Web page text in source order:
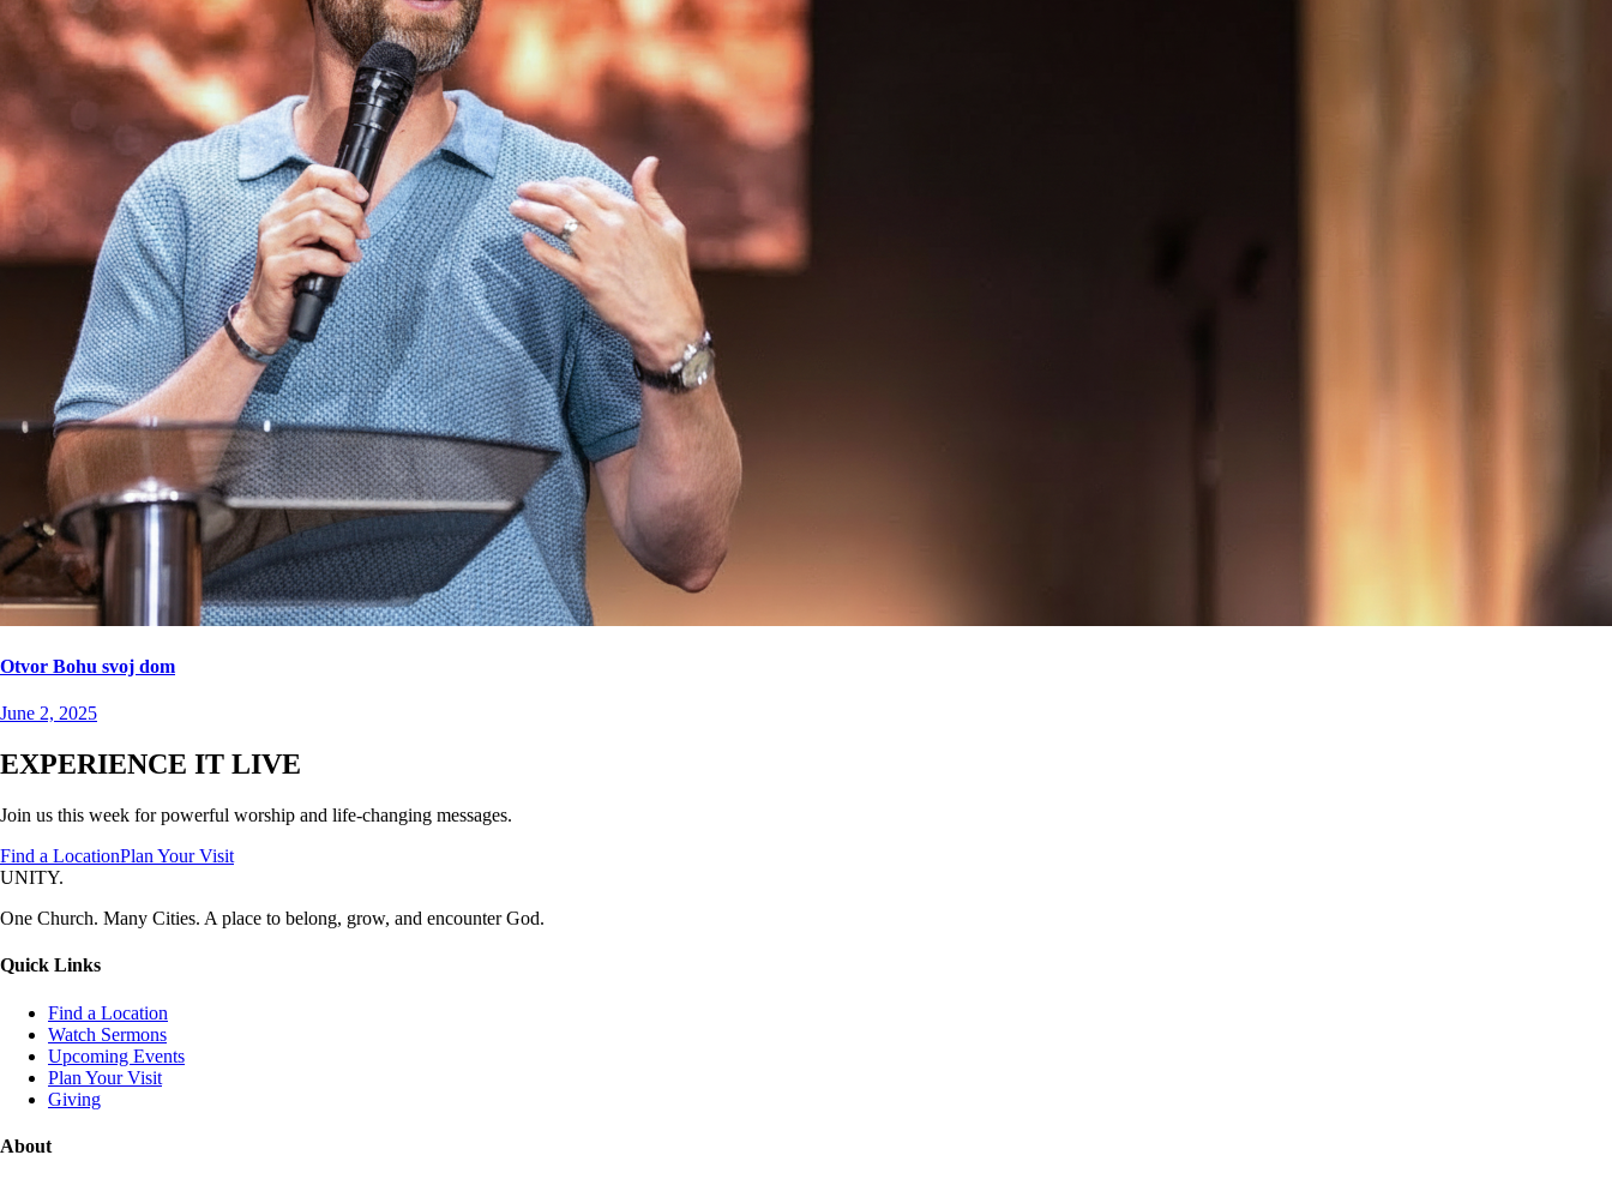
Otvor Bohu svoj dom
June 2, 2025
EXPERIENCE IT LIVE
Join us this week for powerful worship and life-changing messages.
Find a LocationPlan Your Visit
UNITY.
One Church. Many Cities. A place to belong, grow, and encounter God.
Quick Links
Find a Location
Watch Sermons
Upcoming Events
Plan Your Visit
Giving
About